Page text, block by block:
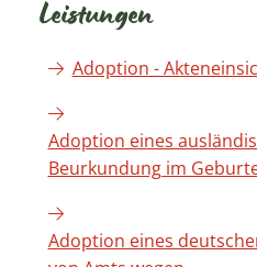
Leistungen
Adoption -
Adoption eines
Beurkundung im
Adoption eines